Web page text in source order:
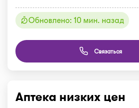
Обновлено: 10 мин. назад
Связаться
Аптека низких цен